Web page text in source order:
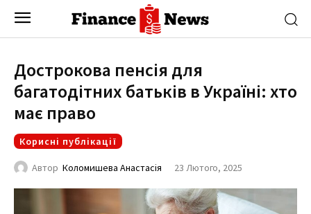
Дострокова пенсія для
багатодітних батьків в Україні: хто
має право
Корисні публікації
Автор Коломишева Анастасія 23 Лютого, 2025